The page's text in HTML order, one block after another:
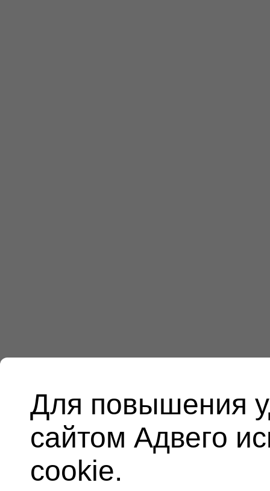
Для повышения
сайтом Адвего
cookie.